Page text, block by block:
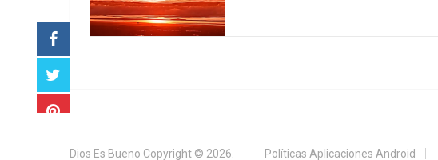
Dios Es Bueno Copyright © 2026. Políticas Aplicaciones Android